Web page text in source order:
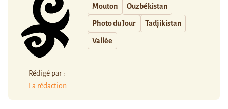
Rédigé par :
La rédaction
Mouton Ouzbékistan
Photo du Jour Tadjikistan
Vallée